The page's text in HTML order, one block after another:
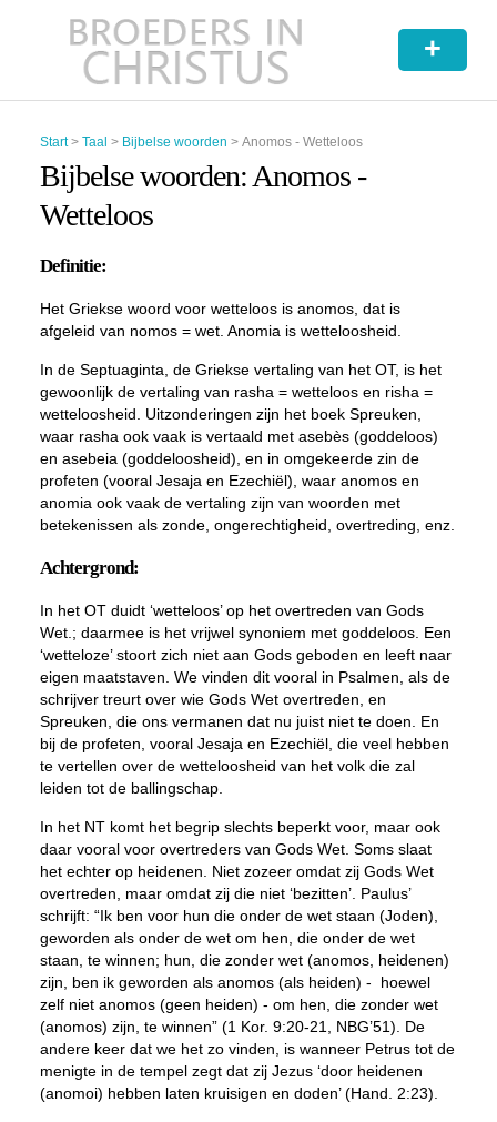
+
Start> Taal > Bijbelse woorden > Anomos - Wetteloos
Bijbelse woorden: Anomos -
Wetteloos
Definitie:
Het Griekse woord voor wetteloos is anomos, dat is
afgeleid van nomos= wet. Anomia is wetteloosheid.
In de Septuaginta, de Griekse vertaling van het OT, is het
gewoonlijk de vertaling van rasha =wetteloos en risha =
wetteloosheid. Uitzonderingen zijn het boek Spreuken,
waar rasha ook vaak is vertaald met asebès(goddeloos)
en asebeia (goddeloosheid), en in omgekeerde zin de
profeten (vooral Jesaja en Ezechiël), waar anomosen
anomia ook vaak de vertaling zijn van woorden met
betekenissen als zonde, ongerechtigheid, overtreding, enz.
Achtergrond:
In het OT duidt ‘wetteloos’ op het overtreden van Gods
Wet.; daarmee is het vrijwel synoniem met goddeloos. Een
‘wetteloze’ stoort zich niet aan Gods geboden en leeft naar
eigen maatstaven. We vinden dit vooral in Psalmen, als de
schrijver treurt over wie Gods Wet overtreden, en
Spreuken, die ons vermanen dat nu juist niet te doen. En
bij de profeten, vooral Jesaja en Ezechiël, die veel hebben
te vertellen over de wetteloosheid van het volk die zal
leiden tot de ballingschap.
In het NT komt het begrip slechts beperkt voor, maar ook
daar vooral voor overtreders van Gods Wet. Soms slaat
het echter op heidenen. Niet zozeer omdat zij Gods Wet
overtreden, maar omdat zij die niet ‘bezitten’. Paulus’
schrijft: “Ik ben voor hun die onder de wet staan (Joden),
geworden als onder de wet om hen, die onder de wet
staan, te winnen; hun, die zonder wet (anomos, heidenen)
zijn, ben ik geworden als anomos (als heiden) - hoewel
zelf niet anomos(geen heiden) - om hen, die zonder wet
(anomos) zijn, te winnen” (1 Kor. 9:20-21, NBG’51). De
andere keer dat we het zo vinden, is wanneer Petrus tot de
menigte in de tempel zegt dat zij Jezus ‘door heidenen
(anomoi) hebben laten kruisigen en doden’ (Hand. 2:23).